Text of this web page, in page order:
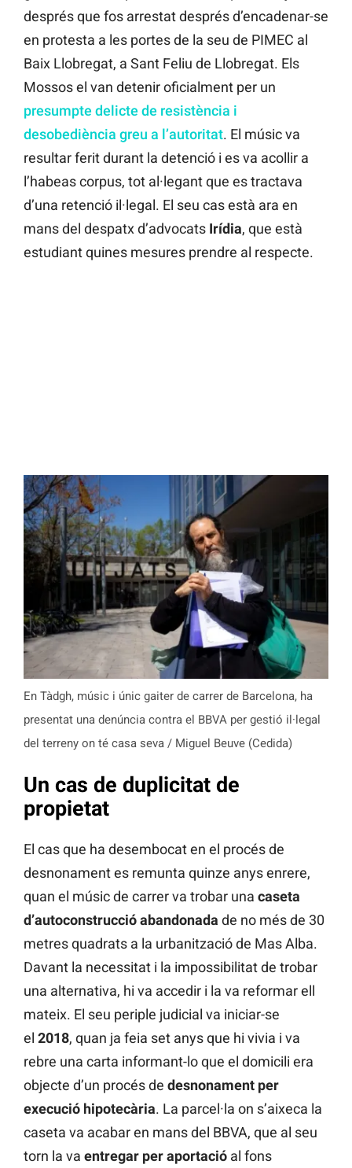
després que fos arrestat després d’encadenar-se
en protesta a les portes de la seu de PIMEC al
Baix Llobregat, a Sant Feliu de Llobregat. Els
Mossos el van detenir oficialment per un
presumpte delicte de resistència i
desobediència greu a l’autoritat. El músic va
resultar ferit durant la detenció i es va acollir a
l’habeas corpus, tot al·legant que es tractava
d’una retenció il·legal. El seu cas està ara en
mans del despatx d’advocats Irídia, que està
estudiant quines mesures prendre al respecte.
En Tàdgh, músic i únic gaiter de carrer de Barcelona, ha
presentat una denúncia contra el BBVA per gestió il·legal
del terreny on té casa seva / Miguel Beuve (Cedida)
Un cas de duplicitat de
propietat
El cas que ha desembocat en el procés de
desnonament es remunta quinze anys enrere,
quan el músic de carrer va trobar una caseta
d’autoconstrucció abandonada de no més de 30
metres quadrats a la urbanització de Mas Alba.
Davant la necessitat i la impossibilitat de trobar
una alternativa, hi va accedir i la va reformar ell
mateix. El seu periple judicial va iniciar-se
el 2018, quan ja feia set anys que hi vivia i va
rebre una carta informant-lo que el domicili era
objecte d’un procés de desnonament per
execució hipotecària. La parcel·la on s’aixeca la
caseta va acabar en mans del BBVA, que al seu
torn la va entregar per aportació al fons